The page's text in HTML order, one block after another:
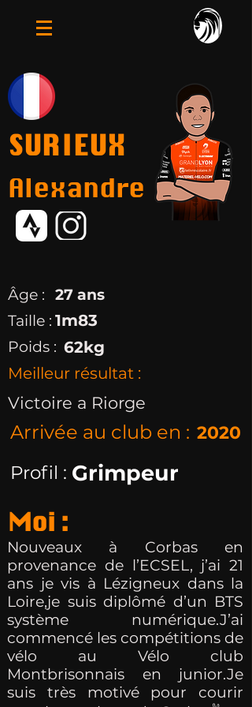
SURIEUX
Alexandre
Âge :
27 ans
Taille : 1m83
Poids : 62kg
Meilleur résultat :
Victoire a Riorge
Arrivée au club en : 2020
Profil : Grimpeur
Moi :
Nouveaux à Corbas en
provenance de l’ECSEL, j’ai 21
ans je vis à Lézigneux dans la
Loire,je suis diplômé d’un BTS
système numérique.J’ai
commencé les compétitions de
vélo au Vélo club
Montbrisonnais en junior.Je
suis très motivé pour courir